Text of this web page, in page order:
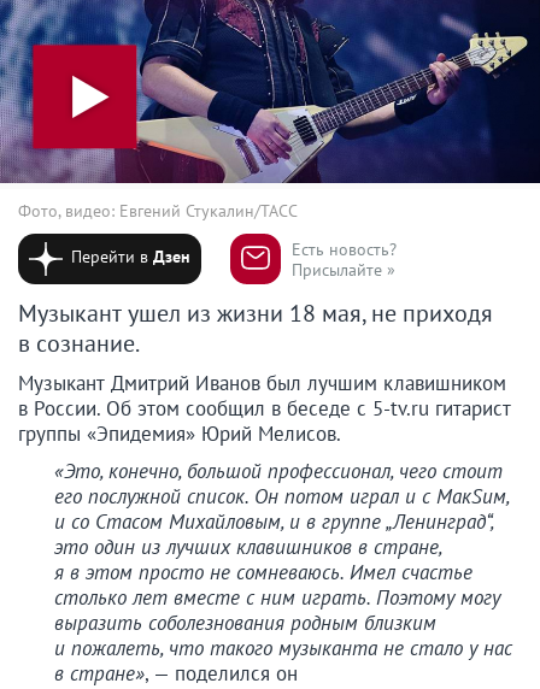
Фото, видео: Евгений Стукалин/ТАСС
Перейти вДзен
Есть новость?
Присылайте »
Музыкант ушел из жизни 18 мая, не приходя
в сознание.
Музыкант Дмитрий Иванов был лучшим клавишником
в России. Об этом сообщил в беседе с 5-tv.ru гитарист
группы «Эпидемия» Юрий Мелисов.
«Это, конечно, большой профессионал, чего стоит
его послужной список. Он потом играл и с МакSим,
и со Стасом Михайловым, и в группе „Ленинград“,
это один из лучших клавишников в стране,
я в этом просто не сомневаюсь. Имел счастье
столько лет вместе с ним играть. Поэтому могу
выразить соболезнования родным близким
и пожалеть, что такого музыканта не стало у нас
в стране», — поделился он